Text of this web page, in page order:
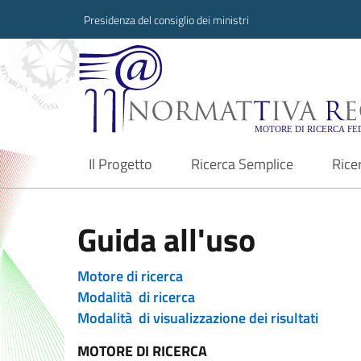
Presidenza del consiglio dei ministri
Normattiva
Il Progetto
current Ricerca Semplice
Guida all'uso
Motore di ricerca
Modalità di ricerca
Modalità di visualizzazione dei risultati
MOTORE DI RICERCA